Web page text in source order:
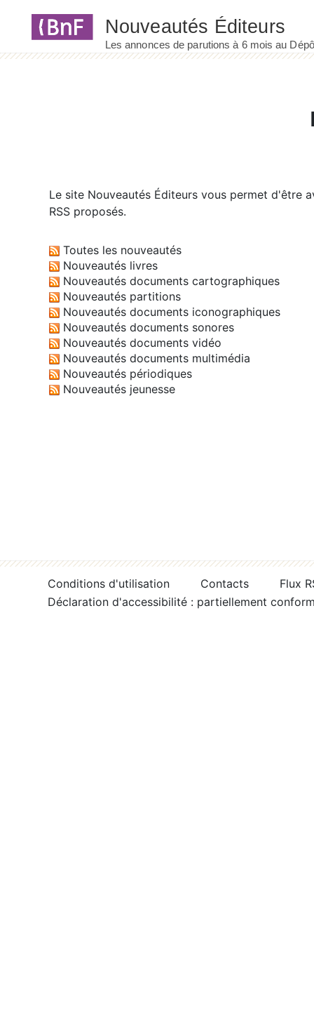
Le site Nouveautés Éditeurs vous permet d'être
RSS proposés.
Toutes les nouveautés
Nouveautés livres
Nouveautés documents cartographiques
Nouveautés partitions
Nouveautés documents iconographiques
Nouveautés documents sonores
Nouveautés documents vidéo
Nouveautés documents multimédia
Nouveautés périodiques
Nouveautés jeunesse
Conditions d'utilisation Contacts
Flux
Déclaration d'accessibilité : partiellement